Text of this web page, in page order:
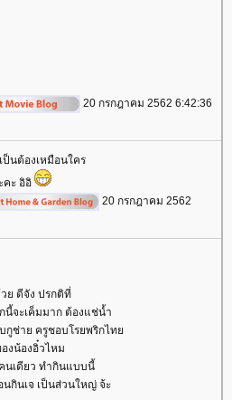
20 กรกฎาคม 2562 6:42:36
ป็นต้องเหมือนใคร
ะ อิอิ
20 กรกฎาคม 2562
ย ดีจัง ปรกติที่
นี้จะเค็มมาก ต้องแช่น้ำ
บกูช่าย ครูชอบโรยพริกไท
งน้องอิ๋วไหม
นเดียว ทำกินแบบนี้
นกินเจ เป็นส่วนใหญ่ จ้ะ